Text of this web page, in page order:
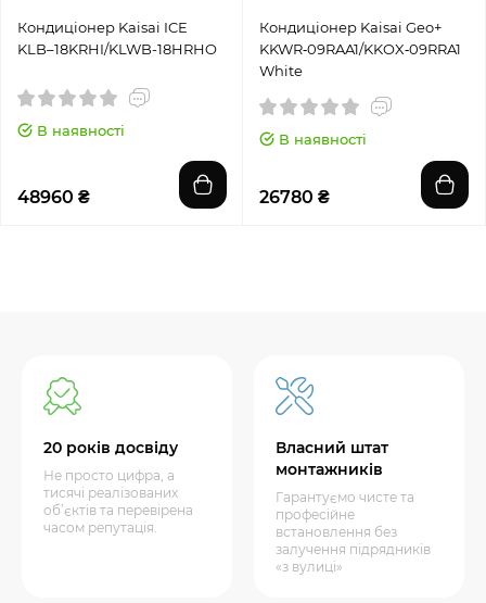
Кондиціонер Kaisai ICE
KLB–18KRHI/KLWB-18HRHO
В наявності
48960 ₴
Кондиціонер Kaisai Geo+
KKWR‑09RAA1/KKOX‑09RRA1
White
В наявності
26780 ₴
20 років досвіду
Не просто цифра, а
тисячі реалізованих
об’єктів та перевірена
часом репутація.
Власний штат
монтажників
Гарантуємо чисте та
професійне
встановлення без
залучення підрядників
«з вулиці»